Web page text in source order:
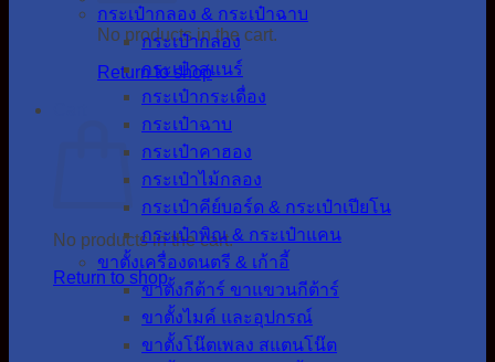
No products in the cart.
Return to shop
No products in the cart.
Return to shop
กระเป๋ากลอง & กระเป๋าฉาบ
กระเป๋ากลอง
กระเป๋าสแนร์
กระเป๋ากระเดื่อง
กระเป๋าฉาบ
กระเป๋าคาฮอง
กระเป๋าไม้กลอง
กระเป๋าคีย์บอร์ด & กระเป๋าเปียโน
กระเป๋าพิณ & กระเป๋าแคน
ขาตั้งเครื่องดนตรี & เก้าอี้
ขาตั้งกีต้าร์ ขาแขวนกีต้าร์
ขาตั้งไมค์ และอุปกรณ์
ขาตั้งโน๊ตเพลง สแตนโน๊ต